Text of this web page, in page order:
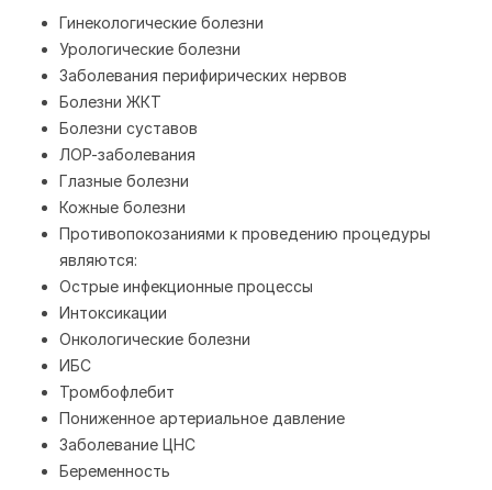
Гинекологические болезни
Урологические болезни
Заболевания перифирических нервов
Болезни ЖКТ
Болезни суставов
ЛОР-заболевания
Глазные болезни
Кожные болезни
Противопокозаниями к проведению процедуры
являются:
Острые инфекционные процессы
Интоксикации
Онкологические болезни
ИБС
Тромбофлебит
Пониженное артериальное давление
Заболевание ЦНС
Беременность